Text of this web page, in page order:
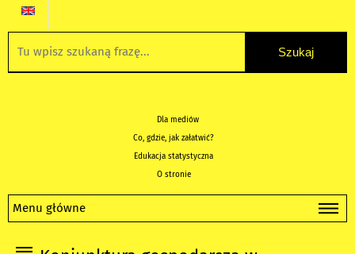
Dla mediów
Co, gdzie, jak załatwić?
Edukacja statystyczna
O stronie
Menu główne